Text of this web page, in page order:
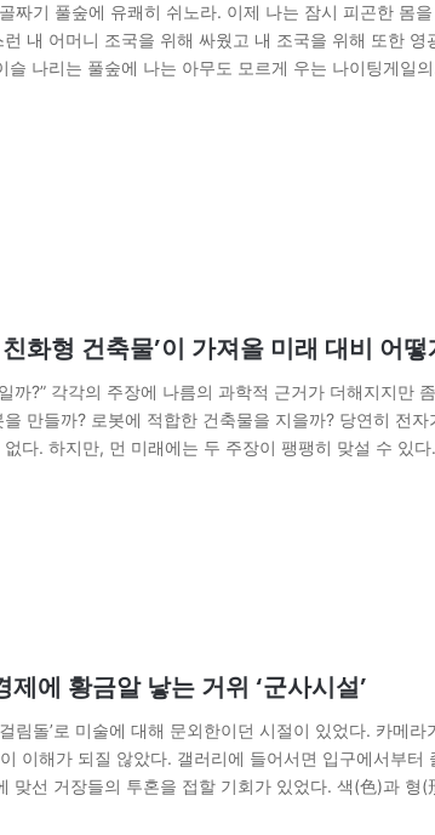
짜기 풀숲에 유쾌히 쉬노라. 이제 나는 잠시 피곤한 몸
내 어머니 조국을 위해 싸웠고 내 조국을 위해 또한 영
슬 나리는 풀숲에 나는 아무도 모르게 우는 나이팅게일
화형 건축물’이 가져올 미래 대비 어떻
까?” 각각의 주장에 나름의 과학적 근거가 더해지지만
만들까? 로봇에 적합한 건축물을 지을까? 당연히 전
다. 하지만, 먼 미래에는 두 주장이 팽팽히 맞설 수 있다.
에 황금알 낳는 거위 ‘군사시설’
걸림돌’로 미술에 대해 문외한이던 시절이 있었다. 카메
이해가 되질 않았다. 갤러리에 들어서면 입구에서부터
맞선 거장들의 투혼을 접할 기회가 있었다. 색(色)과 형(